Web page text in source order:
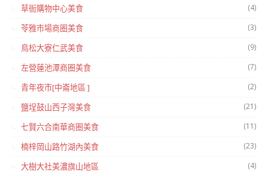
草衙購物中心美食 (4)
苓雅市場商圈美食 (3)
鳥松大寮仁武美食 (9)
左營蓮池潭商圈美食 (7)
青年夜市[中崙地區 ] (2)
鹽埕鼓山西子灣美食 (21)
七賢六合南華商圈美食 (11)
楠梓岡山路竹湖內美食 (23)
大樹大社美濃旗山地區 (4)